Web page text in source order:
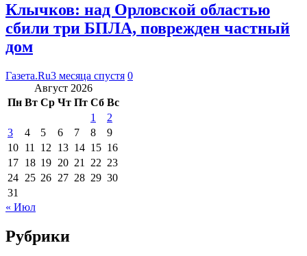
Клычков: над Орловской областью
сбили три БПЛА, поврежден частный
дом
Газета.Ru3 месяца спустя 0
Август 2026
Пн Вт Ср Чт Пт Сб Вс
1
2
3
4 5 6 7 8
9
10 11 12 13 14 15 16
17 18 19 20 21 22 23
24 25 26 27 28 29 30
31
« Июл
Рубрики